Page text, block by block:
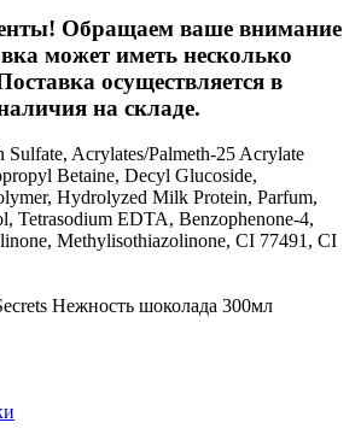
Обращаем ваше внимание
может иметь несколько
осуществляется в
на складе.
Sulfate, Acrylates/Palmeth-25 Acrylate
Betaine, Decyl Glucoside,
Hydrolyzed Milk Protein, Parfum,
Tetrasodium EDTA, Benzophenone-4,
Methylisothiazolinone, CI 77491, CI
Нежность шоколада 300мл